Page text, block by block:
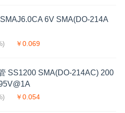
6V SMA(DO-214A
￥0.069
SS1200 SMA(DO-214AC) 200
￥0.054